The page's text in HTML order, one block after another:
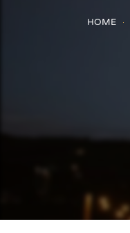
HOME